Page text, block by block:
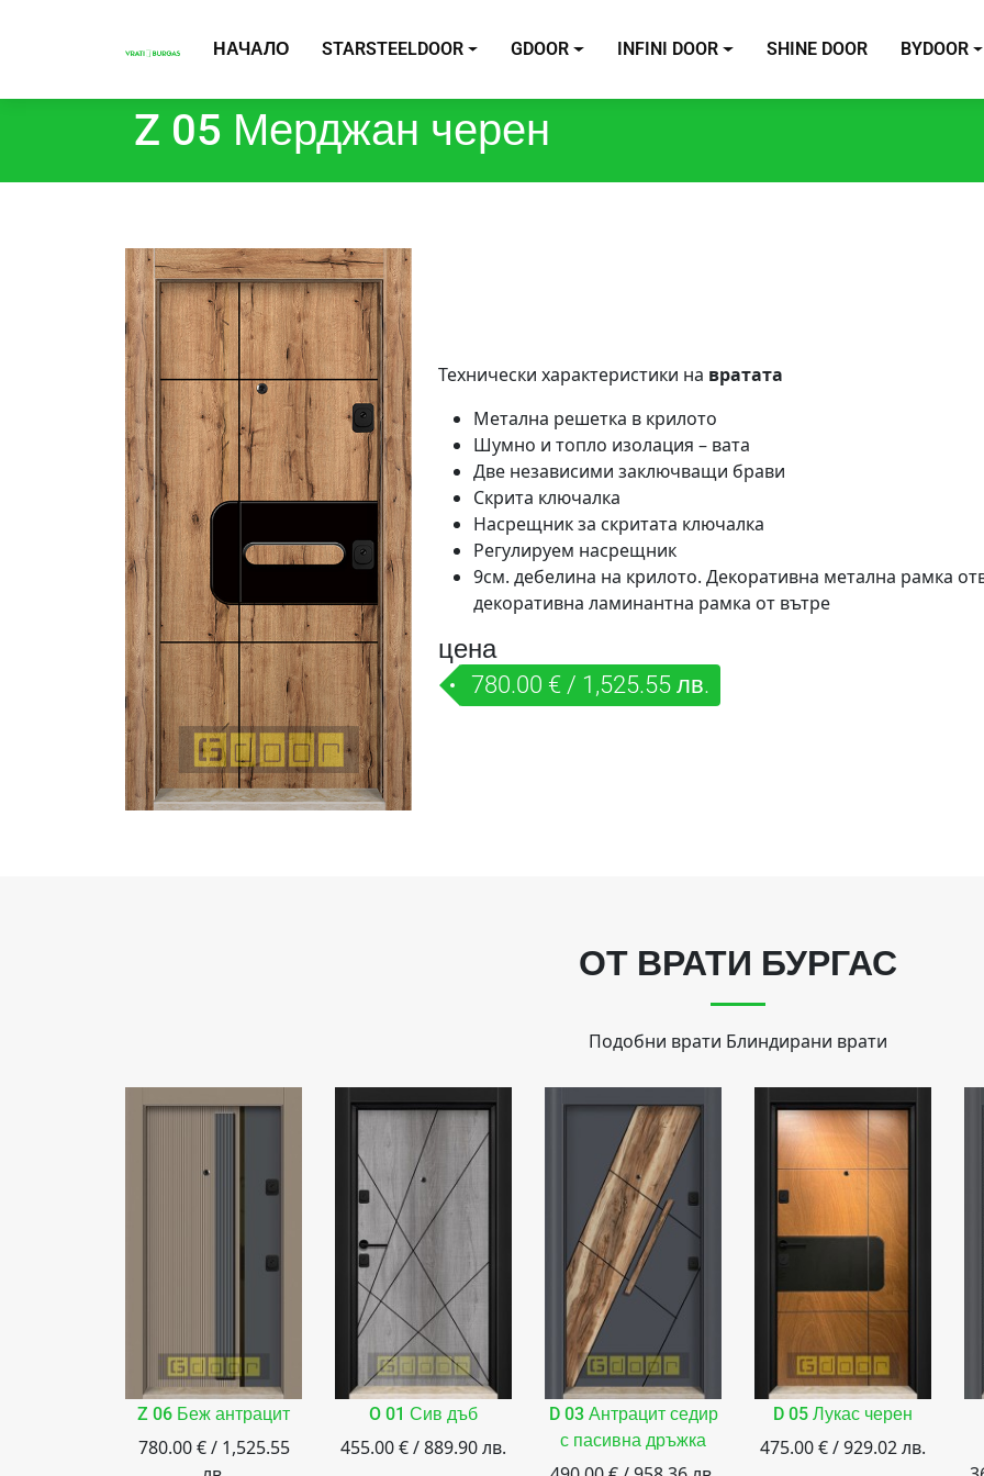
НАЧАЛО STARSTEELDOOR GDOOR INFINI DOOR SHINE DOOR BYDOOR
Z 05 Мерджан черен
Технически характеристики на вратата
Метална решетка в крилото
Шумно и топло изолация – вата
Две независими заключващи брави
Скрита ключалка
Насрещник за скритата ключалка
Регулируем насрещник
9см. дебелина на крилото. Декоративна метална рамка
декоративна ламинантна рамка от вътре
цена
780.00 € / 1,525.55 лв.
ОТ ВРАТИ БУРГАС
Подобни врати Блиндирани врати
Z 06 Беж антрацит
780.00 € / 1,525.55
O 01 Сив дъб
455.00 € / 889.90 лв.
D 03 Антрацит седир
с пасивна дръжка
D 05 Лукас черен
475.00 € / 929.02 лв.